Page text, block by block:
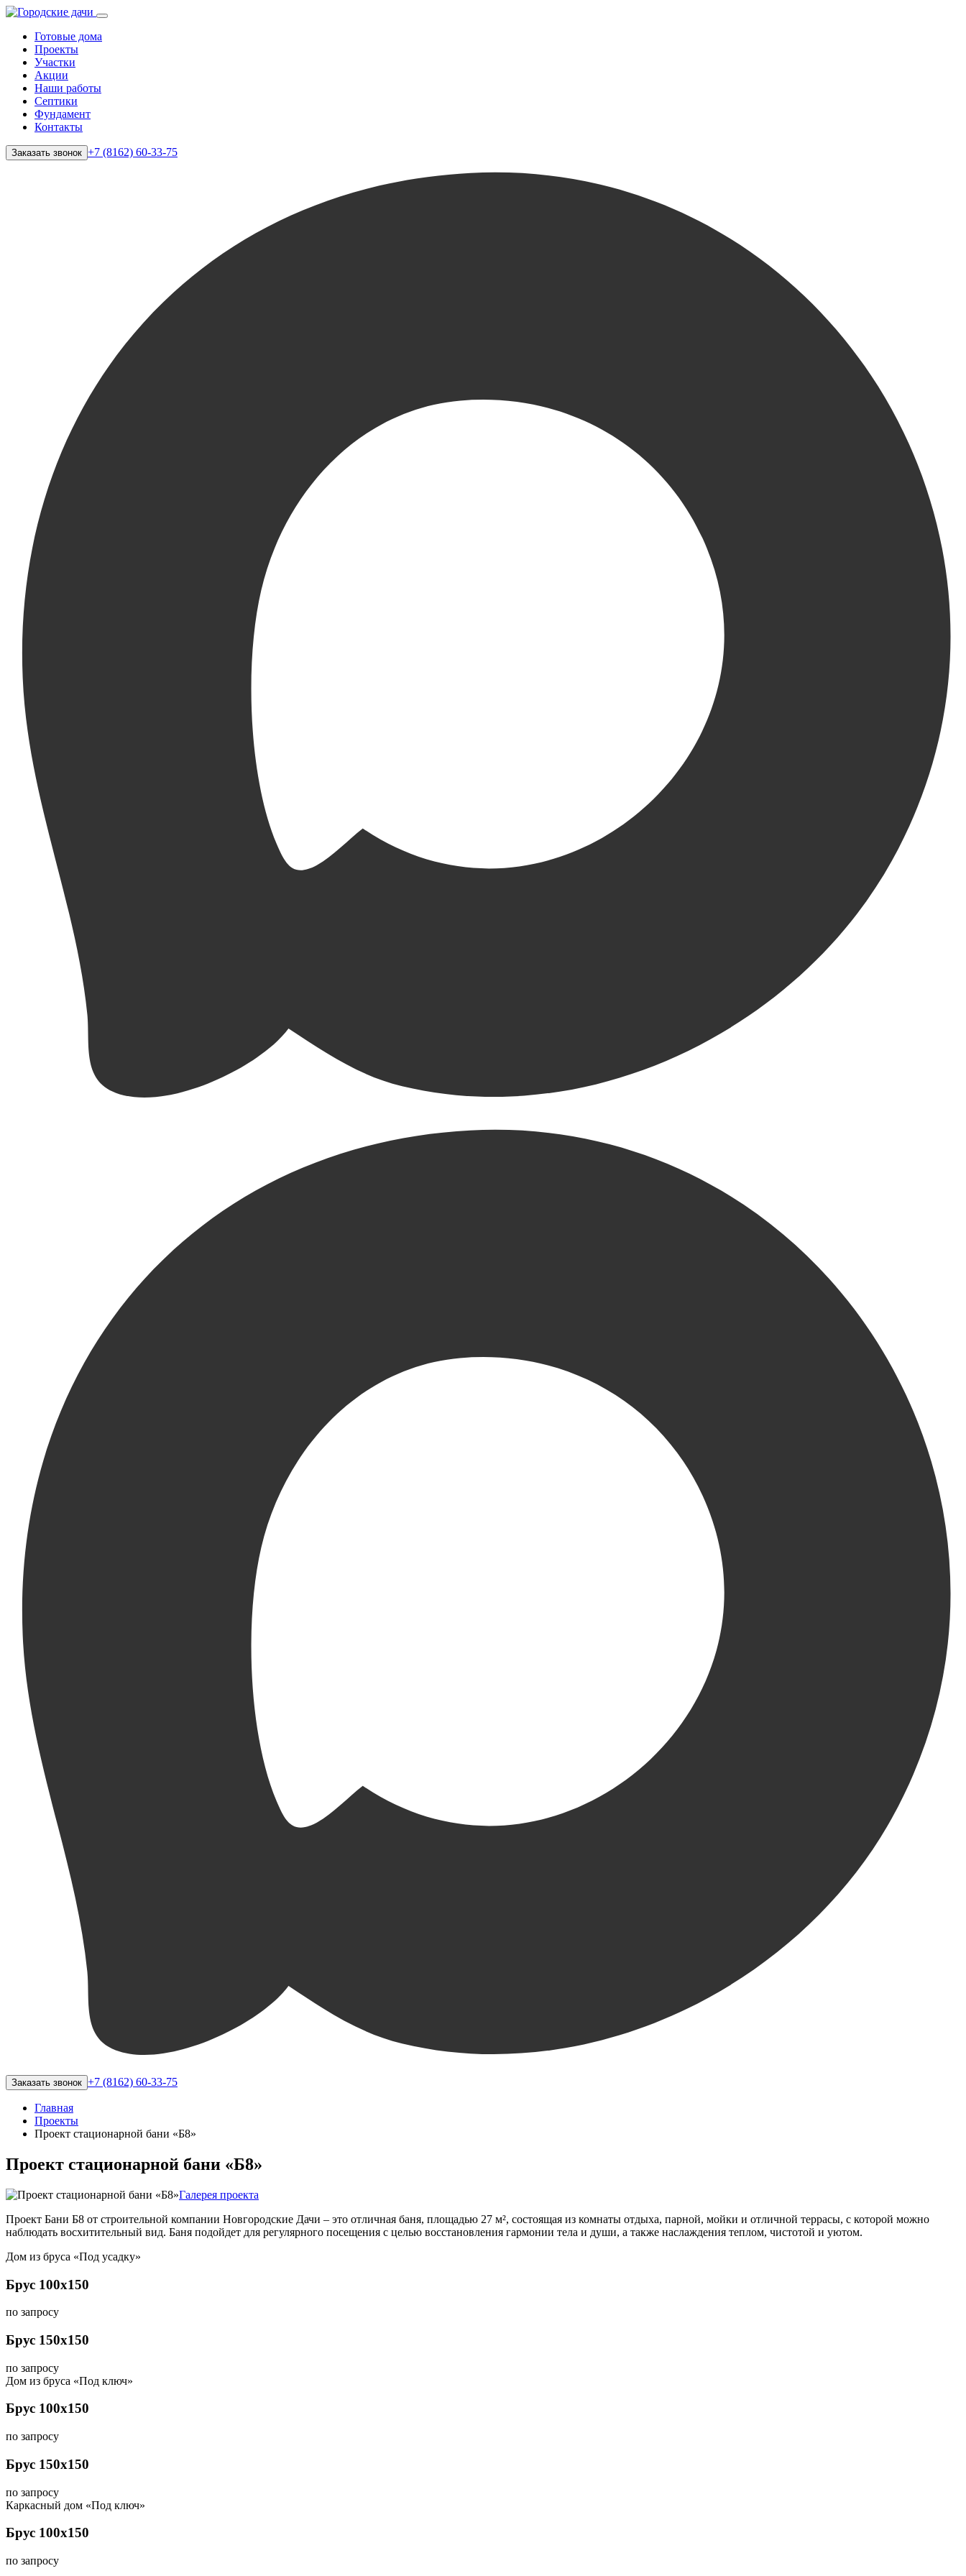
Готовые дома
Проекты
Участки
Акции
Наши работы
Септики
Фундамент
Контакты
Заказать звонок +7 (8162) 60-33-75
Заказать звонок +7 (8162) 60-33-75
Главная
Проекты
Проект стационарной бани «Б8»
Проект стационарной бани «Б8»
Галерея проекта
Проект Бани Б8 от строительной компании Новгородские Дачи – это отличная баня, площадью 27 м², состоящая из комнаты отдыха, парной, мойки и отличной террасы, с которой можно
наблюдать восхитительный вид. Баня подойдет для регулярного посещения с целью восстановления гармонии тела и души, а также наслаждения теплом, чистотой и уютом.
Дом из бруса «Под усадку»
Брус 100х150
по запросу
Брус 150х150
по запросу
Дом из бруса «Под ключ»
Брус 100х150
по запросу
Брус 150х150
по запросу
Каркасный дом «Под ключ»
Брус 100х150
по запросу